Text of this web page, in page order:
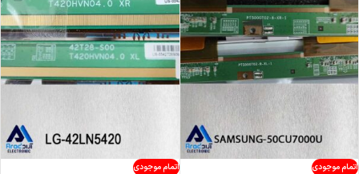
اتمام موجودی
اتمام موجودی